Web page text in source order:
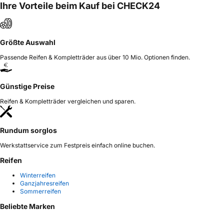
Ihre Vorteile beim Kauf bei CHECK24
Größte Auswahl
Passende Reifen & Kompletträder aus über 10 Mio. Optionen finden.
Günstige Preise
Reifen & Kompletträder vergleichen und sparen.
Rundum sorglos
Werkstattservice zum Festpreis einfach online buchen.
Reifen
Winterreifen
Ganzjahresreifen
Sommerreifen
Beliebte Marken